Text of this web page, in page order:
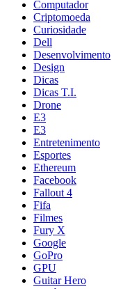
Computador
Criptomoeda
Curiosidade
Dell
Desenvolvimento
Design
Dicas
Dicas T.I.
Drone
E3
E3
Entretenimento
Esportes
Ethereum
Facebook
Fallout 4
Fifa
Filmes
Fury X
Google
GoPro
GPU
Guitar Hero